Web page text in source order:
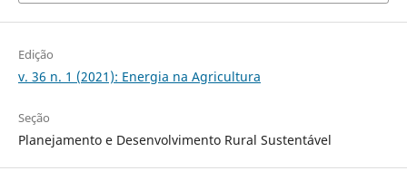
Edição
v. 36 n. 1 (2021): Energia na Agricultura
Seção
Planejamento e Desenvolvimento Rural Sustentável